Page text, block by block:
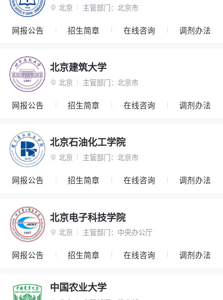
 北京 主管部门： 北京市
网报公告 招生简章 在线咨询 调剂办法
北京建筑大学
 北京 主管部门： 北京市
网报公告 招生简章 在线咨询 调剂办法
北京石油化工学院
 北京 主管部门： 北京市
网报公告 招生简章 在线咨询 调剂办法
北京电子科技学院
 北京 主管部门： 中央办公厅
网报公告 招生简章 在线咨询 调剂办法
中国农业大学